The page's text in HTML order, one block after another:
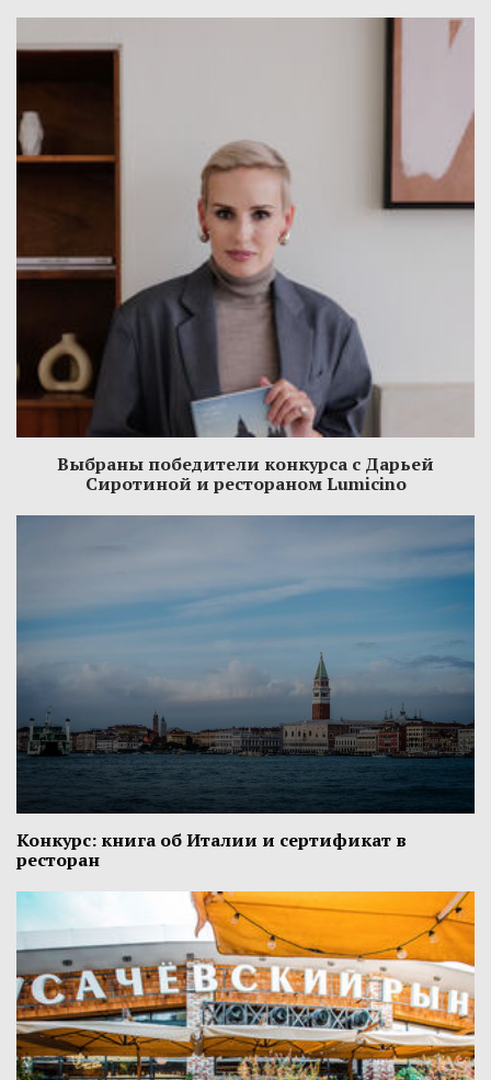
Выбраны победители конкурса с Дарьей
Сиротиной и рестораном Lumicino
Конкурс: книга об Италии и сертификат в
ресторан